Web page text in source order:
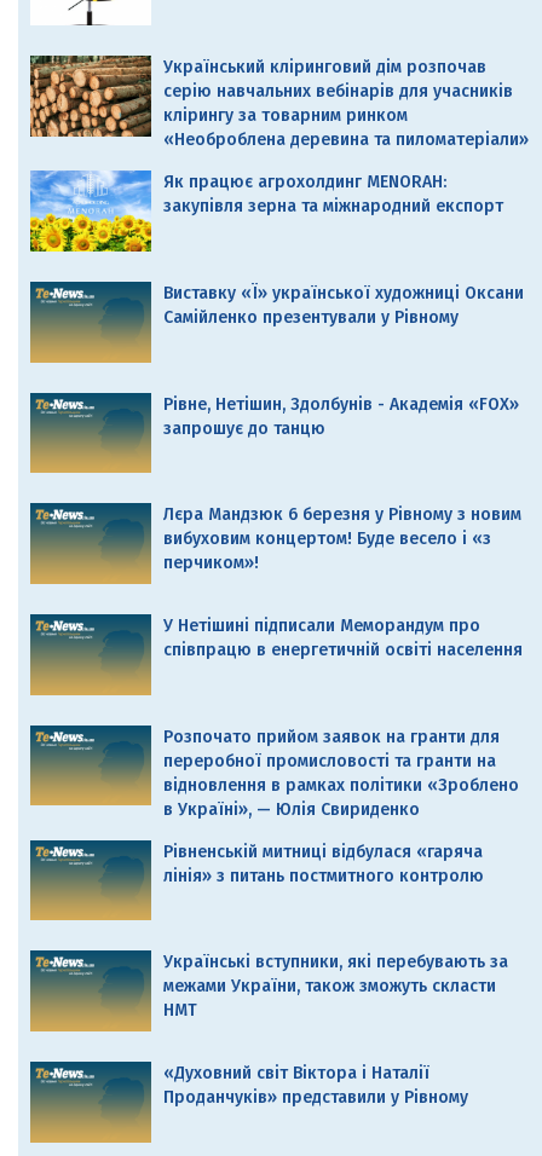
Український кліринговий дім розпочав
серію навчальних вебінарів для учасників
клірингу за товарним ринком
«Необроблена деревина та пиломатеріали»
Як працює агрохолдинг MENORAH:
закупівля зерна та міжнародний експорт
Виставку «Ї» української художниці Оксани
Самійленко презентували у Рівному
Рівне, Нетішин, Здолбунів - Академія «FOX»
запрошує до танцю
Лєра Мандзюк 6 березня у Рівному з новим
вибуховим концертом! Буде весело і «з
перчиком»!
У Нетішині підписали Меморандум про
співпрацю в енергетичній освіті населення
Розпочато прийом заявок на гранти для
переробної промисловості та гранти на
відновлення в рамках політики «Зроблено
в Україні», — Юлія Свириденко
Рівненській митниці відбулася «гаряча
лінія» з питань постмитного контролю
Українські вступники, які перебувають за
межами України, також зможуть скласти
НМТ
«Духовний світ Віктора і Наталії
Проданчуків» представили у Рівному